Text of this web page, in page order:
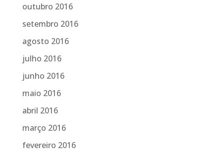
outubro 2016
setembro 2016
agosto 2016
julho 2016
junho 2016
maio 2016
abril 2016
março 2016
fevereiro 2016